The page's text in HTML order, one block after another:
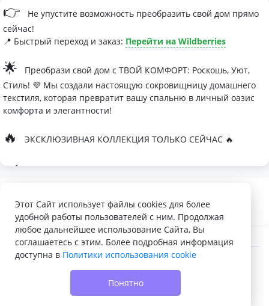
👉
Не упустите возможность преобразить свой дом прямо
сейчас!
📍 Быстрый переход и заказ: Перейти на Wildberries
🌟
Преобрази свой дом с ТВОЙ КОМФОРТ: Роскошь, Уют,
Стиль! 💜 Мы создали настоящую сокровищницу домашнего
текстиля, которая превратит вашу спальню в личный оазис
комфорта и элегантности!
🔥 ЭКСКЛЮЗИВНАЯ КОЛЛЕКЦИЯ ТОЛЬКО СЕЙЧАС 🔥
🛏
Палитра изысканных оттенков:
- Темно-серый для минималистичных интерьеров
- Сиреневый для романтичных натур
- Персиковый мусс для теплой атмосферы
Шелковые одеяла Тусса - мечта о совершенном сне
Этот Сайт использует файлы cookies для более
удобной работы пользователей с ним. Продолжая
любое дальнейшее использование Сайта, Вы
соглашаетесь с этим. Более подробная информация
доступна в Политики использования cookie
Понятно
© 2022 - 2026 Доска объявлений VELQ.RU